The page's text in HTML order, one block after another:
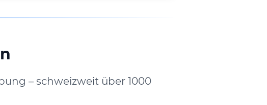
– schweizweit über 1000